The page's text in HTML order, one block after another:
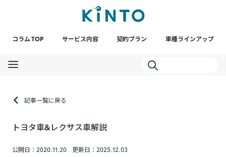
コラム TOP サービス内容 契約プラン 車種ラインアップ
記事一覧に戻る
トヨタ車&レクサス車解説
公開日：2020.11.20 更新日：2025.12.03